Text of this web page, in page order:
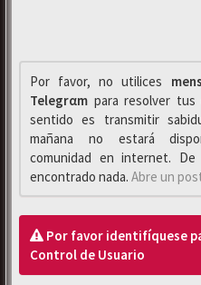
Por favor, no utilices
Telegrαm para resolver tus
sentido es transmitir
mañana no estará
comunidad en internet.
encontrado nada. Abre un
Por favor identifíquese
Control de Usuario